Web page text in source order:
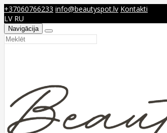
+37060766233 info@beautyspot.lv Kontakti
LV RU
Navigācija